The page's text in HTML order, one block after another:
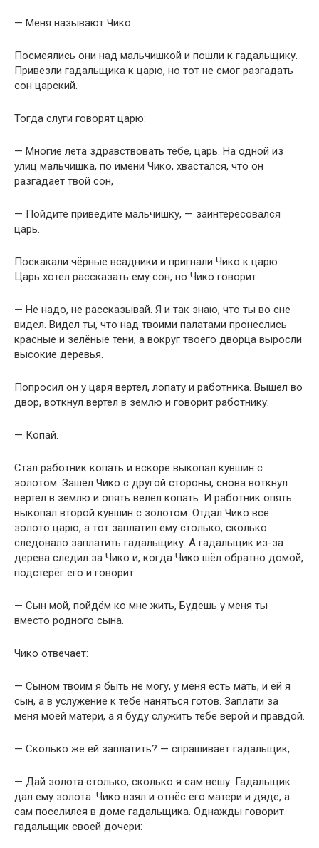
— Меня называют Чико.
Посмеялись они над мальчишкой и пошли к гадальщику.
Привезли гадальщика к царю, но тот не смог разгадать
сон царский.
Тогда слуги говорят царю:
— Многие лета здравствовать тебе, царь. На одной из
улиц мальчишка, по имени Чико, хвастался, что он
разгадает твой сон,
— Пойдите приведите мальчишку, — заинтересовался
царь.
Поскакали чёрные всадники и пригнали Чико к царю.
Царь хотел рассказать ему сон, но Чико говорит:
— Не надо, не рассказывай. Я и так знаю, что ты во сне
видел. Видел ты, что над твоими палатами пронеслись
красные и зелёные тени, а вокруг твоего дворца выросли
высокие деревья.
Попросил он у царя вертел, лопату и работника. Вышел во
двор, воткнул вертел в землю и говорит работнику:
— Копай.
Стал работник копать и вскоре выкопал кувшин с
золотом. Зашёл Чико с другой стороны, снова воткнул
вертел в землю и опять велел копать. И работник опять
выкопал второй кувшин с золотом. Отдал Чико всё
золото царю, а тот заплатил ему столько, сколько
следовало заплатить гадальщику. А гадальщик из-за
дерева следил за Чико и, когда Чико шёл обратно домой,
подстерёг его и говорит:
— Сын мой, пойдём ко мне жить, Будешь у меня ты
вместо родного сына.
Чико отвечает:
— Сыном твоим я быть не могу, у меня есть мать, и ей я
сын, а в услужение к тебе наняться готов. Заплати за
меня моей матери, а я буду служить тебе верой и правдой.
— Сколько же ей заплатить? — спрашивает гадальщик,
— Дай золота столько, сколько я сам вешу. Гадальщик
дал ему золота. Чико взял и отнёс его матери и дяде, а
сам поселился в доме гадальщика. Однажды говорит
гадальщик своей дочери: